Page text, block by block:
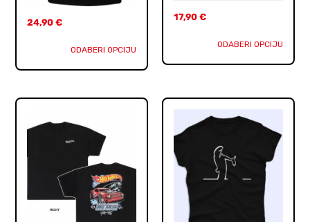
24,90€
ODABERI OPCIJU
17,90 €
ODABERI OPCIJU